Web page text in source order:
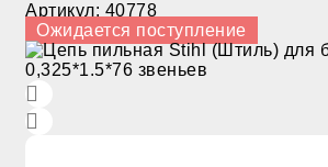
Артикул: 40778
Ожидается поступление